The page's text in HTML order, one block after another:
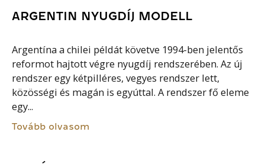
ARGENTIN NYUGDÍJ MODELL
Argentína a chilei példát követve 1994-ben jelentős
reformot hajtott végre nyugdíj rendszerében. Az új
rendszer egy kétpilléres, vegyes rendszer lett,
közösségi és magán is egyúttal. A rendszer fő eleme
egy...
Tovább olvasom